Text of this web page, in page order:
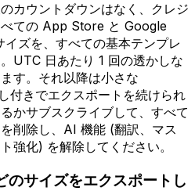
カウントダウンはなく、クレジ
ての App Store と Google
ズを、すべての基本テンプレ
UTC 日あたり 1 回の透かしな
す。それ以降は小さな
きでエクスポートを続けられ
かサブスクライブして、すべて
削除し、AI 機能 (翻訳、マス
強化) を解除してください。
サイズをエクスポートし